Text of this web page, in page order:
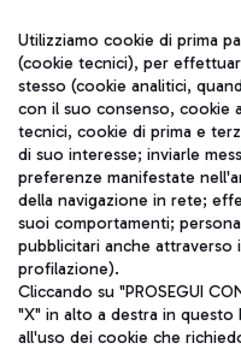
Fast Food
Treno
Raggiungi velocemente
tramite i servizi ferroviari
Seguici sui social
Utilizziamo cookie di prima
(cookie tecnici), per
stesso (cookie analitici,
con il suo consenso, cookie
tecnici, cookie di prima e
di suo interesse; inviarle
preferenze manifestate
della navigazione in rete;
suoi comportamenti;
pubblicitari anche
profilazione).
Cliccando su "PROSEGUI
"X" in alto a destra in questo
all'uso dei cookie che